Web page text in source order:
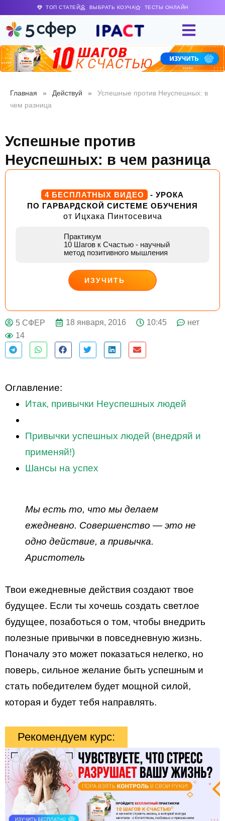
ТОП СТАТЕЙ ВЫБРАТЬ КОУЧА ТЕСТЫ ОНЛАЙН
Главная » Действуй »
Успешные против Неуспешных: в
чем разница
Успешные против
Неуспешных: в чем разница
4 БЕСПЛАТНЫХ ВИДЕО
- УРОКА
ПО ГАРВАРДСКОЙ СИСТЕМЕ ОБУЧЕНИЯ
от Ицхака Пинтосевича
Практикум
10 Шагов к Счастью - научный
метод позитивного мышления
ИЗУЧИТЬ
ДЕЙСТВУЙ
5 СФЕР 18 января, 2016 10:45
нет
14
Оглавление:
Итак, привычки Неуспешных людей
Привычки успешных людей (внедряй и
применяй!)
Шансы на успех
Мы есть то, что мы делаем
ежедневно. Совершенство — это не
одно действие, а привычка.
Аристотель
Твои ежедневные действия создают твое
будущее. Если ты хочешь создать светлое
будущее, позаботься о том, чтобы внедрить
полезные привычки в повседневную жизнь.
Поначалу это может показаться нелегко, но
поверь, сильное желание быть успешным и
стать победителем будет мощной силой,
которая и будет тебя направлять.
Рекомендуем курс: